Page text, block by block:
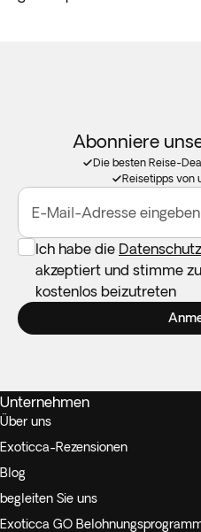
Abonniere
Die besten Reise-
Reisetipps von
E-Mail-Adresse eingeben
Ich habe die
akzeptiert und stimme
kostenlos beizutreten
Unternehmen
Über uns
Exoticca-Rezensionen
Blog
begleiten Sie uns
Exoticca GO